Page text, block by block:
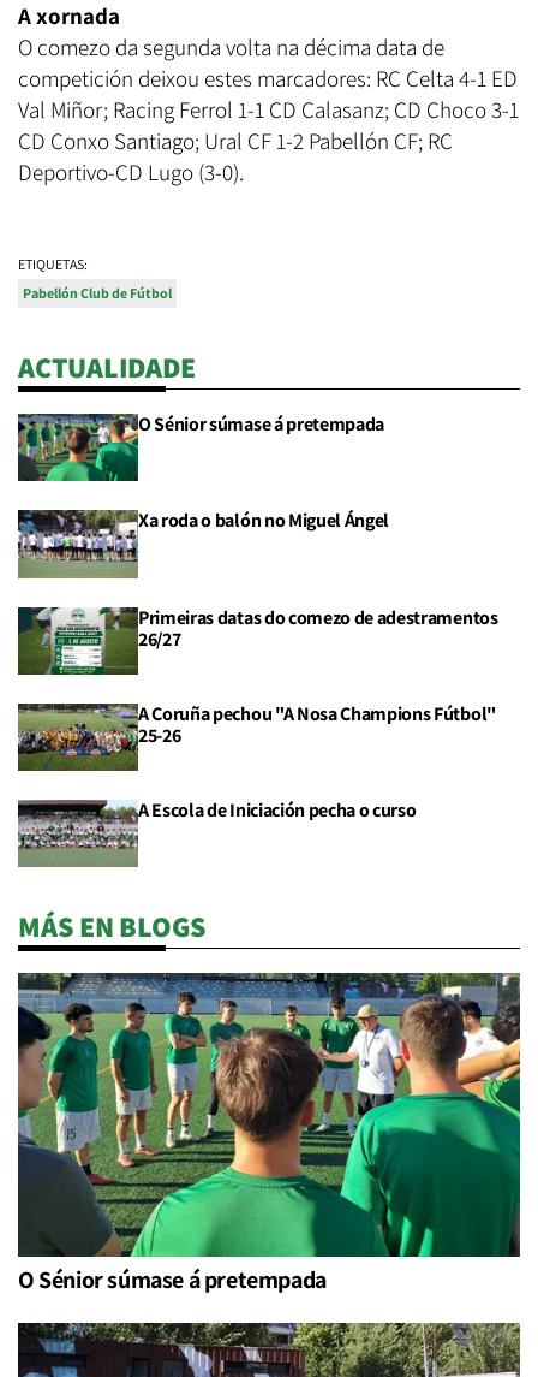
A xornada
O comezo da segunda volta na décima data de
competición deixou estes marcadores: RC Celta 4-1 ED
Val Miñor; Racing Ferrol 1-1 CD Calasanz; CD Choco 3-1
CD Conxo Santiago; Ural CF 1-2 Pabellón CF; RC
Deportivo-CD Lugo (3-0).
ETIQUETAS:
Pabellón Club de Fútbol
ACTUALIDADE
O Sénior súmase á pretempada
Xa roda o balón no Miguel Ángel
Primeiras datas do comezo de adestramentos
26/27
A Coruña pechou "A Nosa Champions Fútbol"
25-26
A Escola de Iniciación pecha o curso
MÁS EN BLOGS
O Sénior súmase á pretempada